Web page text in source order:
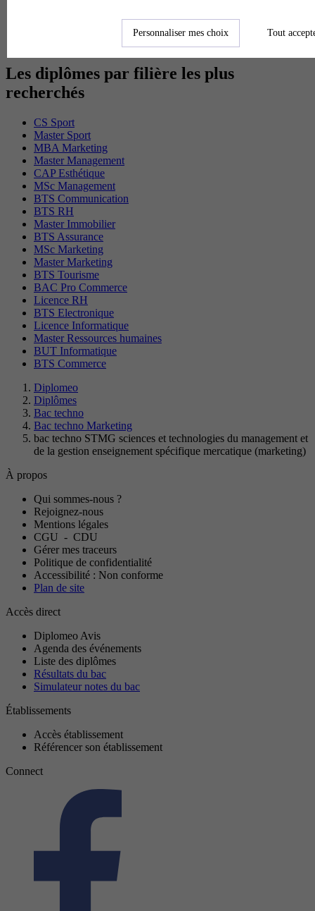
BTS Iris en alternance
BTS Tpl en alternance
Les diplômes par filière les plus
recherchés
CS Sport
Master Sport
MBA Marketing
Master Management
CAP Esthétique
MSc Management
BTS Communication
BTS RH
Master Immobilier
BTS Assurance
MSc Marketing
Master Marketing
BTS Tourisme
BAC Pro Commerce
Licence RH
BTS Electronique
Licence Informatique
Master Ressources humaines
BUT Informatique
BTS Commerce
Diplomeo
Diplômes
Bac techno
Bac techno Marketing
bac techno STMG sciences et technologies du management et
de la gestion enseignement spécifique mercatique (marketing)
À propos
Qui sommes-nous ?
Rejoignez-nous
Mentions légales
CGU - CDU
Gérer mes traceurs
Politique de confidentialité
Accessibilité : Non conforme
Plan de site
Accès direct
Diplomeo Avis
Agenda des événements
Liste des diplômes
Résultats du bac
Simulateur notes du bac
Établissements
Accès établissement
Référencer son établissement
Connect
Personnaliser mes choix Tout